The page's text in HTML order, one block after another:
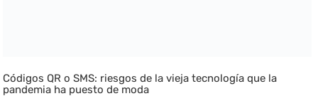
Códigos QR o SMS: riesgos de la vieja tecnología que la
pandemia ha puesto de moda